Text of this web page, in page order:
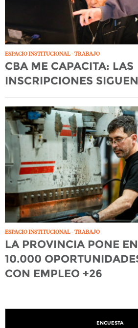
ESPACIO INSTITUCIONAL - TRABAJO
CBA ME CAPACITA: LAS
INSCRIPCIONES
ESPACIO INSTITUCIONAL - TRABAJO
LA PROVINCIA PONE
10.000
CON EMPLEO +26
ENCUESTA